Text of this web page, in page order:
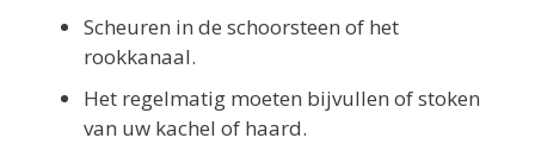
Scheuren in de schoorsteen of het
rookkanaal.
Het regelmatig moeten bijvullen of stoken
van uw kachel of haard.